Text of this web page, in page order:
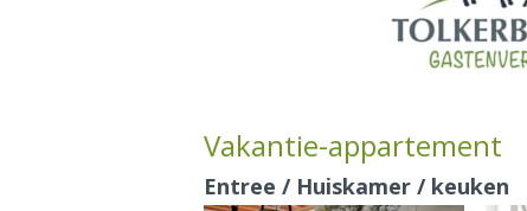
Vakantie-appartement
Entree / Huiskamer / keuken